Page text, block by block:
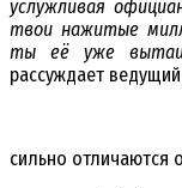
услужливая
твои нажитые
ты её уже
рассуждает
сильно отличаются